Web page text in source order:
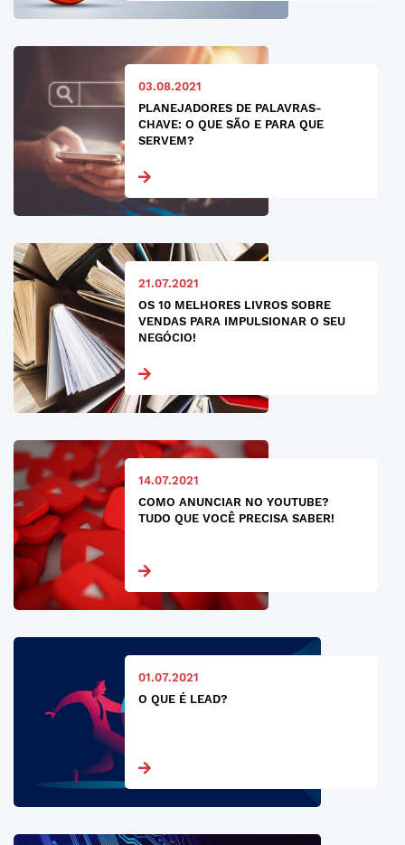
03.08.2021
PLANEJADORES DE PALAVRAS-
CHAVE: O QUE SÃO E PARA QUE
SERVEM?
21.07.2021
OS 10 MELHORES LIVROS SOBRE
VENDAS PARA IMPULSIONAR O SEU
NEGÓCIO!
14.07.2021
COMO ANUNCIAR NO YOUTUBE?
TUDO QUE VOCÊ PRECISA SABER!
01.07.2021
O QUE É LEAD?